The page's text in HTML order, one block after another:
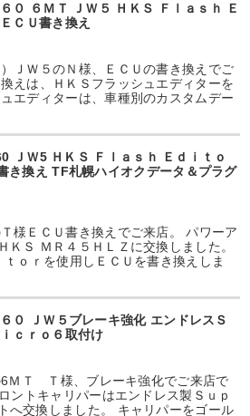
０ ６ＭＴ ＪＷ５ ＨＫＳ Ｆｌａｓｈ Ｅ
ＣＵ書き換え
ＪＷ５のＮ様、ＥＣＵの書き換えでご
えは、ＨＫＳフラッシュエディターを
エディターは、車種別のカスタムデー
ＪＷ5 ＨＫＳ Ｆｌａｓｈ Ｅｄｉｔｏ
き換え TF札幌ハイオクデータ＆プラグ
様ＥＣＵ書き換えでご来店。 パワーア
ＫＳ ＭＲ４５ＨＬＺに交換しました。
ｏｒを使用しＥＣＵを書き換えしま
０ ＪＷ５ブレーキ強化 エンドレスＳ
ｃｒｏ６取付け
Ｔ Ｔ様、ブレーキ強化でご来店で
ントキャリパーはエンドレス製Ｓｕｐ
交換しました。 キャリパーをゴール